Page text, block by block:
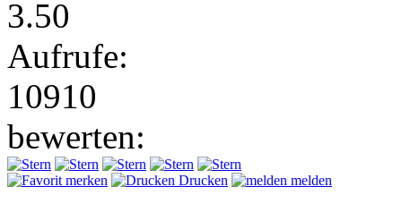
3.50
Aufrufe:
10910
bewerten:
merken Drucken melden